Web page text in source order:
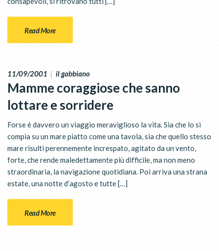
Read More
11/09/2001 | il gabbiano
Mamme coraggiose che sanno
lottare e sorridere
Forse è davvero un viaggio meraviglioso la vita. Sia che lo si
compia su un mare piatto come una tavola, sia che quello stesso
mare risulti perennemente increspato, agitato da un vento,
forte, che rende maledettamente più difficile, ma non meno
straordinaria, la navigazione quotidiana. Poi arriva una strana
estate, una notte d’agosto e tutte […]
Read More